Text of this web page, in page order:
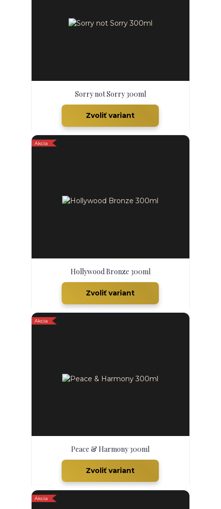
Sorry not Sorry 300ml
Zvoliť variant
Akcia
Hollywood Bronze 300ml
Zvoliť variant
Akcia
Peace & Harmony 300ml
Zvoliť variant
Akcia